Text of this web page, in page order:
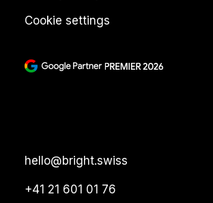
Cookie settings
hello@bright.swiss
+41 21 601 01 76